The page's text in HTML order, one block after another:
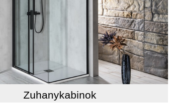
Zuhanykabinok